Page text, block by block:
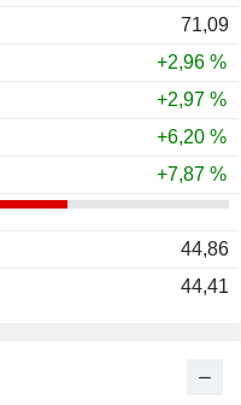
71,09
+2,96 %
+2,97 %
+6,20 %
+7,87 %
44,86
44,41